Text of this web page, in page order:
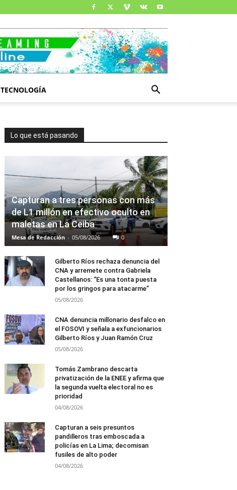
TECNOLOGÍA
Lo que está pasando
Capturan a tres personas con más
de L1 millón en efectivo oculto en
maletas en La Ceiba
Mesa de Redacción - 05/08/2026 0
Gilberto Ríos rechaza denuncia del
CNA y arremete contra Gabriela
Castellanos: “Es una tonta puesta
por los gringos para atacarme”
05/08/2026
CNA denuncia millonario desfalco en
el FOSOVI y señala a exfuncionarios
Gilberto Ríos y Juan Ramón Cruz
05/08/2026
Tomás Zambrano descarta
privatización de la ENEE y afirma que
la segunda vuelta electoral no es
prioridad
04/08/2026
Capturan a seis presuntos
pandilleros tras emboscada a
policías en La Lima; decomisan
fusiles de alto poder
04/08/2026